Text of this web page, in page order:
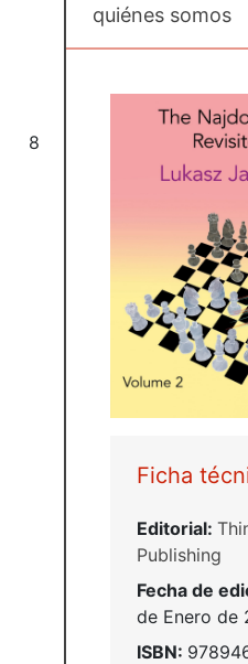
8
quiénes somos
Ficha
Editorial:
Publishing
Fecha de
de Enero de
ISBN: